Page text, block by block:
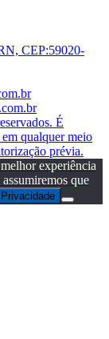
CEP:59020-
É
qualquer meio
prévia.
experiência
que